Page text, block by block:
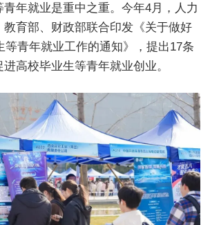
年就业是重中之重。今年4月，人力
教育部、财政部联合印发《关于做好
等青年就业工作的通知》，提出17条
高校毕业生等青年就业创业。